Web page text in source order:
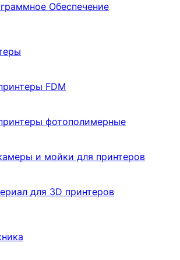
Обеспечение
FDM
фотополимерные
и мойки для принтеров
для 3D принтеров